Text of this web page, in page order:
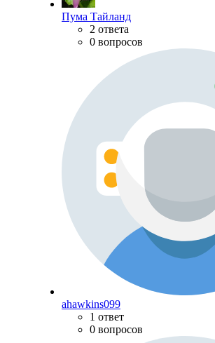
Пума Тайланд
2 ответа
0 вопросов
ahawkins099
1 ответ
0 вопросов